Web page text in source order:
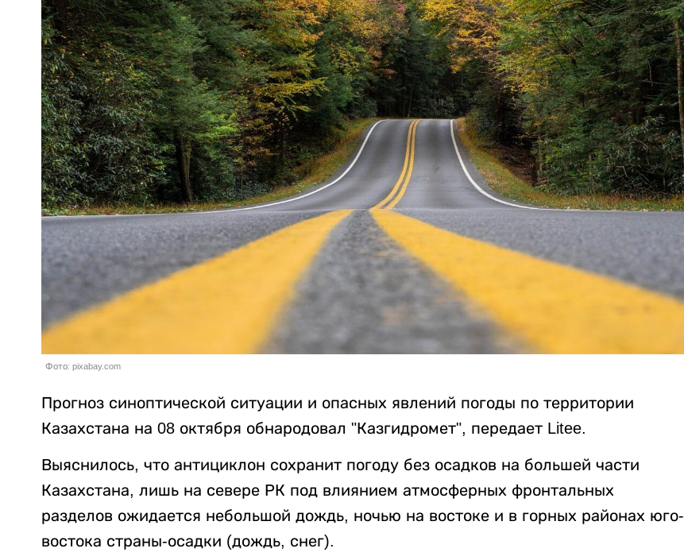
Фото: pixabay.com
Прогноз синоптической ситуации и опасных явлений погоды по территории
Казахстана на 08 октября обнародовал "Казгидромет", передает Litee.
Выяснилось, что антициклон сохранит погоду без осадков на большей части
Казахстана, лишь на севере РК под влиянием атмосферных фронтальных
разделов ожидается небольшой дождь, ночью на востоке и в горных районах юго-
востока страны-осадки (дождь, снег).